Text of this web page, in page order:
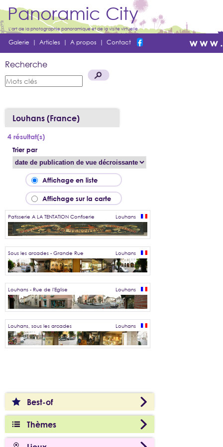
Panoramic City
L'art de la photographie panoramique et de la visite virtuelle
Galerie | Articles | A propos | Contact
Recherche
Best-of
Thèmes
Louhans (France)
4 résultat(s)
Trier par
Affichage en liste
Affichage sur la carte
Patisserie A LA TENTATION Confiserie Louhans
Sous les arcades - Grande Rue Louhans
Louhans - Rue de l'Eglise Louhans
Louhans, sous les arcades Louhans